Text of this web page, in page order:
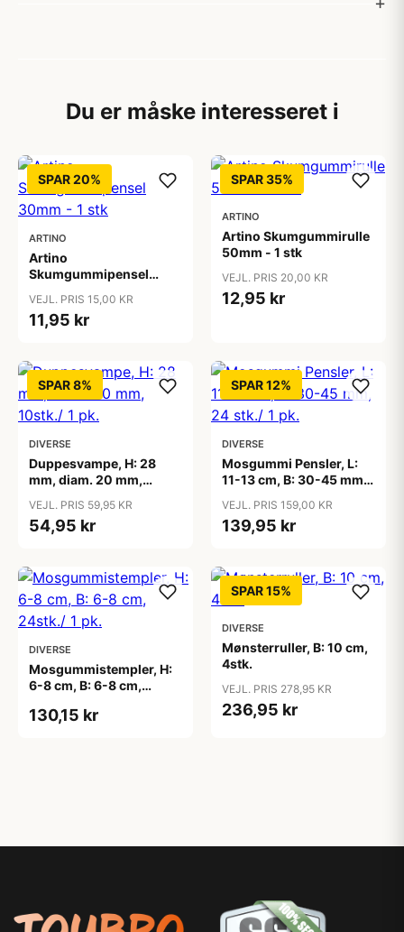
Du er måske interesseret i
SPAR 20%
ARTINO
Artino
Skumgummipensel
VEJL. PRIS 15,00 KR
11,95 kr
SPAR 35%
ARTINO
Artino Skumgummirulle
50mm - 1 stk
VEJL. PRIS 20,00 KR
12,95 kr
SPAR 8%
DIVERSE
Duppesvampe, H: 28
mm, diam. 20 mm,
VEJL. PRIS 59,95 KR
54,95 kr
SPAR 12%
DIVERSE
Mosgummi Pensler, L:
11-13 cm, B: 30-45 mm,
VEJL. PRIS 159,00 KR
139,95 kr
DIVERSE
Mosgummistempler, H:
6-8 cm, B: 6-8 cm,
130,15 kr
SPAR 15%
DIVERSE
Mønsterruller, B: 10 cm,
4stk.
VEJL. PRIS 278,95 KR
236,95 kr